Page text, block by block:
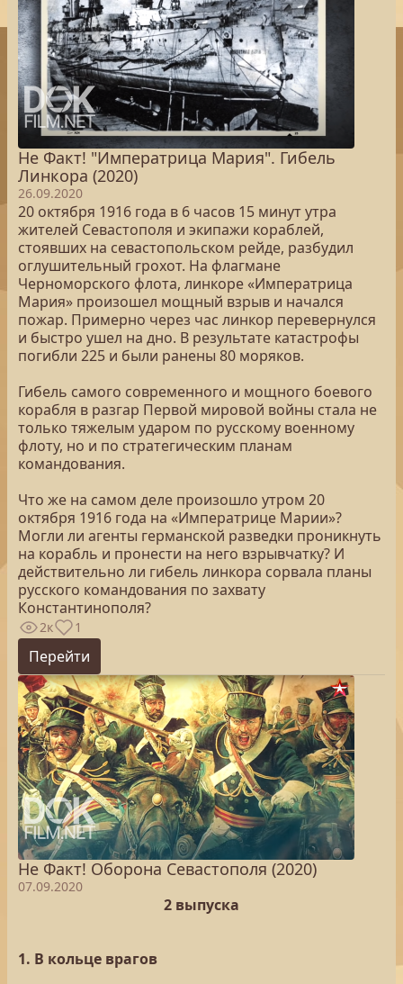
Не Факт! "Императрица Мария". Гибель
Линкора (2020)
26.09.2020
20 октября 1916 года в 6 часов 15 минут утра
жителей Севастополя и экипажи кораблей,
стоявших на севастопольском рейде, разбудил
оглушительный грохот. На флагмане
Черноморского флота, линкоре «Императрица
Мария» произошел мощный взрыв и начался
пожар. Примерно через час линкор перевернулся
и быстро ушел на дно. В результате катастрофы
погибли 225 и были ранены 80 моряков.
Гибель самого современного и мощного боевого
корабля в разгар Первой мировой войны стала не
только тяжелым ударом по русскому военному
флоту, но и по стратегическим планам
командования.
Что же на самом деле произошло утром 20
октября 1916 года на «Императрице Марии»?
Могли ли агенты германской разведки проникнуть
на корабль и пронести на него взрывчатку? И
действительно ли гибель линкора сорвала планы
русского командования по захвату
Константинополя?
2к 1
Перейти
Не Факт! Оборона Севастополя (2020)
07.09.2020
2 выпуска
1. В кольце врагов